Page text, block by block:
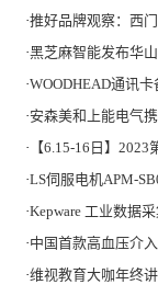
·推好品牌观察：西门
·黑芝麻智能发布华
·WOODHEAD通讯卡备品
·安森美和上能电气携手引领可持续能
· 【6.15-16日】2023
·LS伺服电机APM-
·Kepware 工业数据
·中国首款高血压介
·维视教育大咖年终